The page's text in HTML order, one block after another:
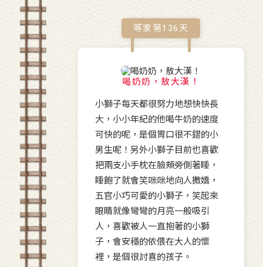
等家第136 天
喝奶奶，敖大漢！
小獅子每天都很努力地想快快長
大，小小年紀的他喝牛奶的速度
可快的呢，是個胃口很不錯的小
男生呢！另外小獅子目前也喜歡
把兩支小手枕在臉頰旁側著睡，
睡飽了就會笑咪咪地向人撒嬌，
五官小巧可愛的小獅子，笑起來
眼睛就像彎彎的月亮一般吸引
人，喜歡被人一直抱著的小獅
子，會安穩的依偎在大人的懷
裡，是個很討喜的孩子。